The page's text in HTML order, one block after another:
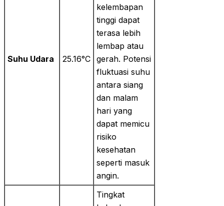
Suhu Udara 25.16°C
kelembapan
tinggi dapat
terasa lebih
lembap atau
gerah. Potensi
fluktuasi suhu
antara siang
dan malam
hari yang
dapat memicu
risiko
kesehatan
seperti masuk
angin.
Tingkat